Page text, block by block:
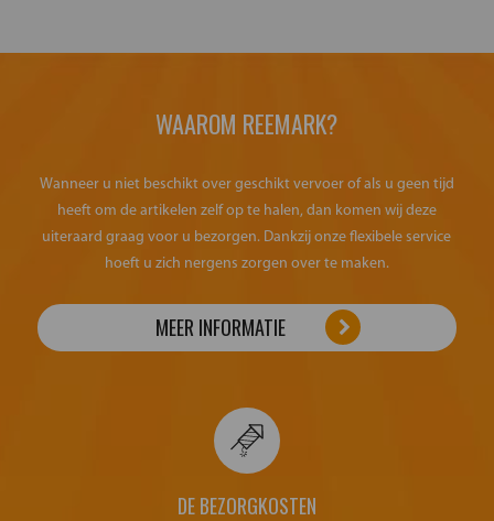
WAAROM REEMARK?
Wanneer u niet beschikt over geschikt vervoer of als u geen tijd
heeft om de artikelen zelf op te halen, dan komen wij deze
uiteraard graag voor u bezorgen. Dankzij onze flexibele service
hoeft u zich nergens zorgen over te maken.
MEER INFORMATIE
DE BEZORGKOSTEN